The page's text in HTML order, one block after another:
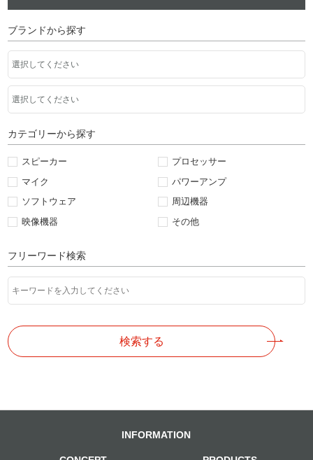
ブランドから探す
カテゴリーから探す
スピーカー
プロセッサー
マイク
パワーアンプ
ソフトウェア
周辺機器
映像機器
その他
フリーワード検索
検索する
INFORMATION